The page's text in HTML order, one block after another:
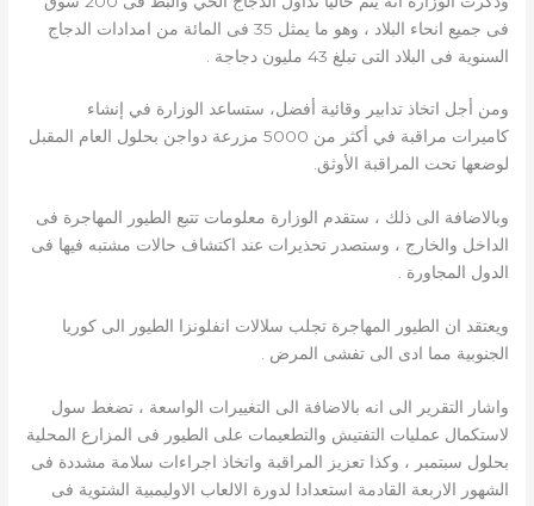
فى جميع انحاء البلاد ، وهو ما يمثل 35 فى المائة من امدادات الدجاج
السنوية فى البلاد التى تبلغ 43 مليون دجاجة .
ومن أجل اتخاذ تدابير وقائية أفضل، ستساعد الوزارة في إنشاء
كاميرات مراقبة في أكثر من 5000 مزرعة دواجن بحلول العام المقبل
لوضعها تحت المراقبة الأوثق.
وبالاضافة الى ذلك ، ستقدم الوزارة معلومات تتبع الطيور المهاجرة فى
الداخل والخارج ، وستصدر تحذيرات عند اكتشاف حالات مشتبه فيها فى
الدول المجاورة .
ويعتقد ان الطيور المهاجرة تجلب سلالات انفلونزا الطيور الى كوريا
الجنوبية مما ادى الى تفشى المرض .
واشار التقرير الى انه بالاضافة الى التغييرات الواسعة ، تضغط سول
لاستكمال عمليات التفتيش والتطعيمات على الطيور فى المزارع المحلية
بحلول سبتمبر ، وكذا تعزيز المراقبة واتخاذ اجراءات سلامة مشددة فى
الشهور الاربعة القادمة استعدادا لدورة الالعاب الاوليمبية الشتوية فى